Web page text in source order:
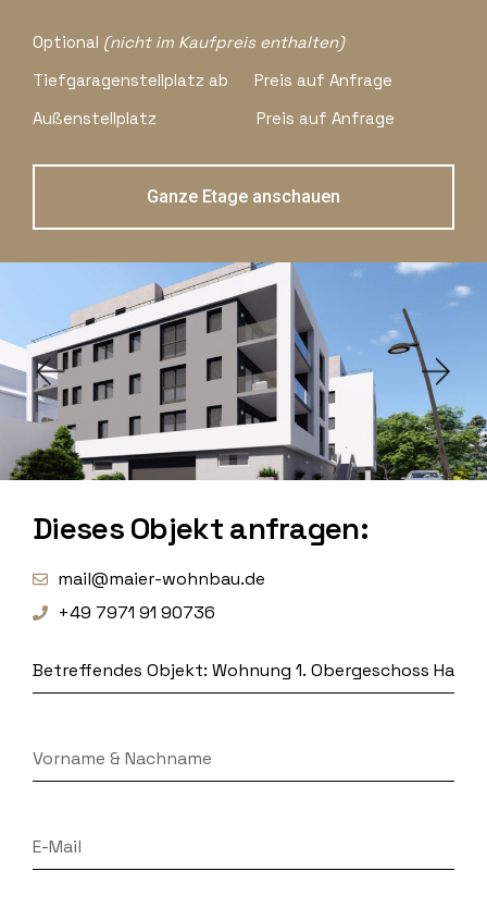
Optional (nicht im Kaufpreis enthalten)
Tiefgaragenstellplatz ab Preis auf Anfrage
Außenstellplatz Preis auf Anfrage
Ganze Etage anschauen
Dieses Objekt anfragen:
mail@maier-wohnbau.de
+49 7971 91 90736